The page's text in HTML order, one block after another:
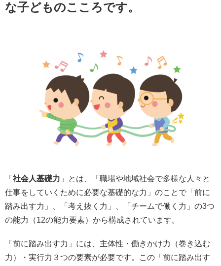
な子どものこころです。
「 社会人基礎力 」とは、「職場や地域社会で多様な人々と
仕事をしていくために必要な基礎的な力」のことで「前に
踏み出す力」、「考え抜く力」、「チームで働く力」の3つ
の能力（12の能力要素）から構成されています。
「前に踏み出す力」には、主体性・働きかけ力（巻き込む
力）・実行力３つの要素が必要です。この「前に踏み出す